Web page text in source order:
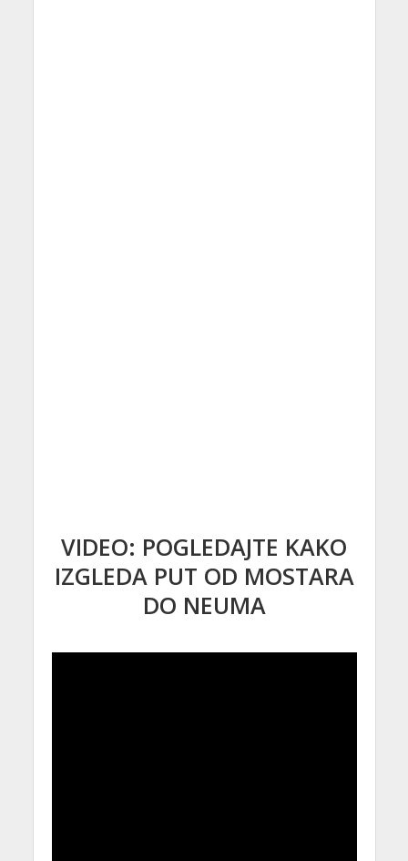
VIDEO: POGLEDAJTE KAKO
IZGLEDA PUT OD MOSTARA
DO NEUMA